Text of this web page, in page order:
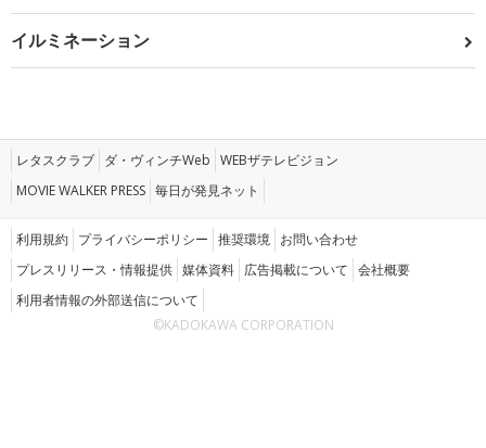
イルミネーション
レタスクラブ ダ・ヴィンチWeb WEBザテレビジョン
MOVIE WALKER PRESS 毎日が発見ネット
利用規約 プライバシーポリシー 推奨環境 お問い合わせ
プレスリリース・情報提供 媒体資料 広告掲載について 会社概要
利用者情報の外部送信について
©KADOKAWA CORPORATION